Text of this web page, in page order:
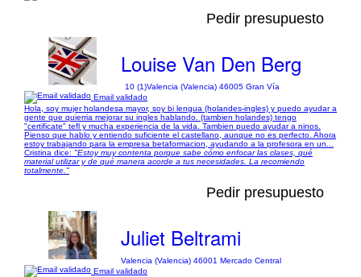
Pedir presupuesto
Louise Van Den Berg
10 (1)Valencia (Valencia) 46005 Gran Vía
Email validado
Hola, soy mujer holandesa mayor, soy bi lengua (holandes-ingles) y puedo ayudar a
gente que quierria mejorar su ingles hablando. (tambien holandes) tengo
"certificate" tefl y mucha experiencia de la vida. Tambien puedo ayudar a ninos.
Pienso que hablo y entiendo suficiente el castellano, aunque no es perfecto. Ahora
estoy trabajando para la empresa betaformacion, ayudando a la profesora en un...
Cristina dice: "Estoy muy contenta porque sabe cómo enfocar las clases, qué
material utilizar y de qué manera acorde a tus necesidades. La recomiendo
totalmente."
Pedir presupuesto
Juliet Beltrami
Valencia (Valencia) 46001 Mercado Central
Email validado